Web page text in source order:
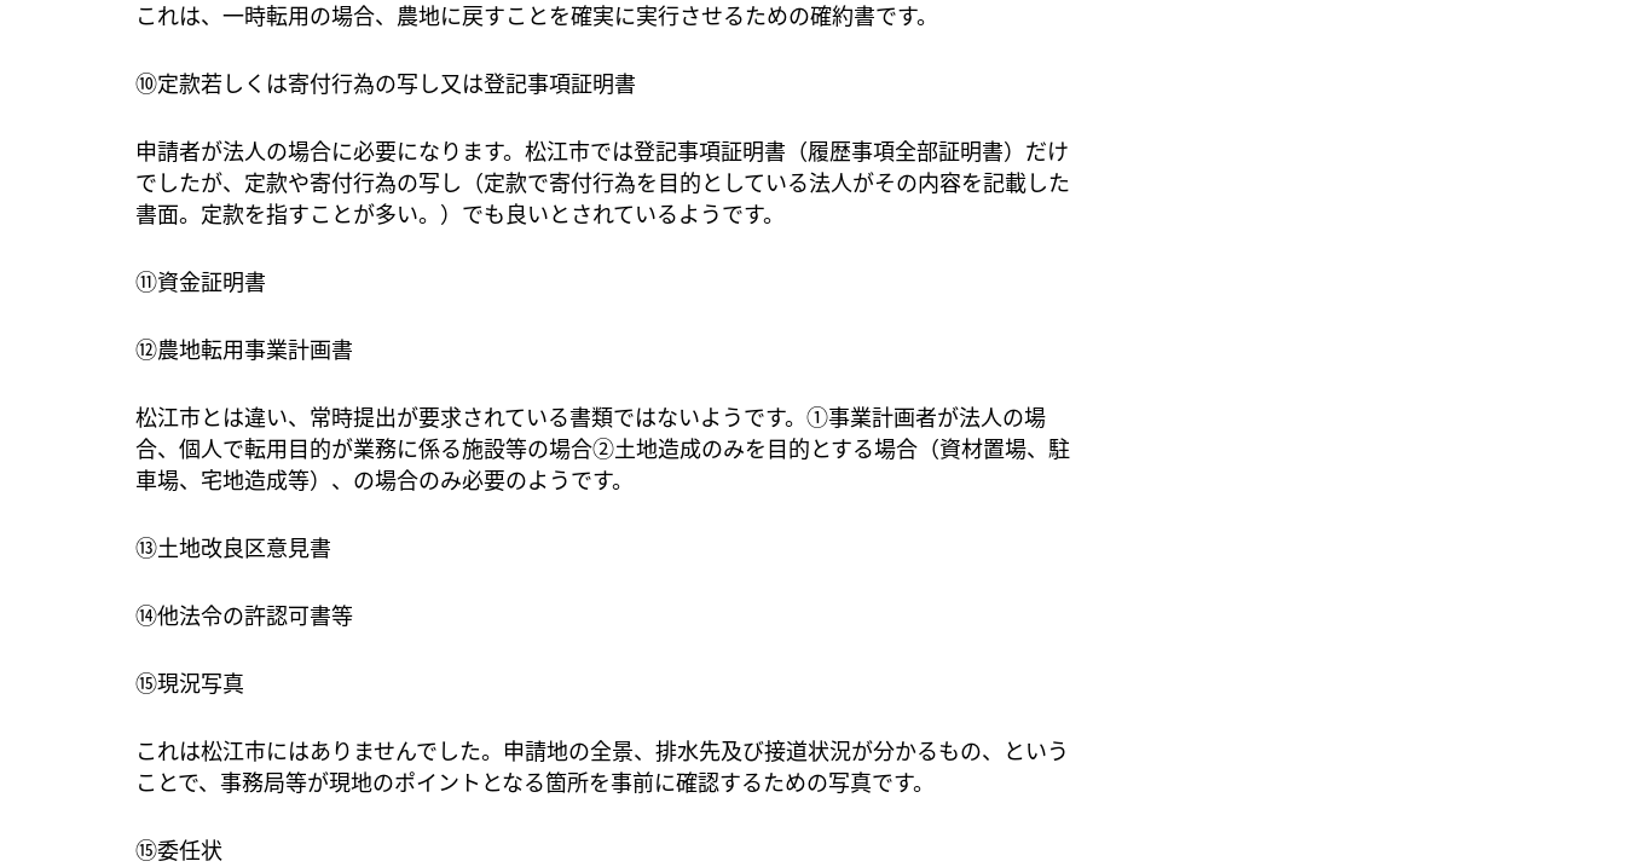
これは、一時転用の場合、農地に戻すことを確実に実行させるための確約書です。
⑩定款若しくは寄付行為の写し又は登記事項証明書
申請者が法人の場合に必要になります。松江市では登記事項証明書（履歴事項全部証明書）だけ
でしたが、定款や寄付行為の写し（定款で寄付行為を目的としている法人がその内容を記載した
書面。定款を指すことが多い。）でも良いとされているようです。
⑪資金証明書
⑫農地転用事業計画書
松江市とは違い、常時提出が要求されている書類ではないようです。①事業計画者が法人の場
合、個人で転用目的が業務に係る施設等の場合②土地造成のみを目的とする場合（資材置場、駐
車場、宅地造成等）、の場合のみ必要のようです。
⑬土地改良区意見書
⑭他法令の許認可書等
⑮現況写真
これは松江市にはありませんでした。申請地の全景、排水先及び接道状況が分かるもの、という
ことで、事務局等が現地のポイントとなる箇所を事前に確認するための写真です。
⑮委任状